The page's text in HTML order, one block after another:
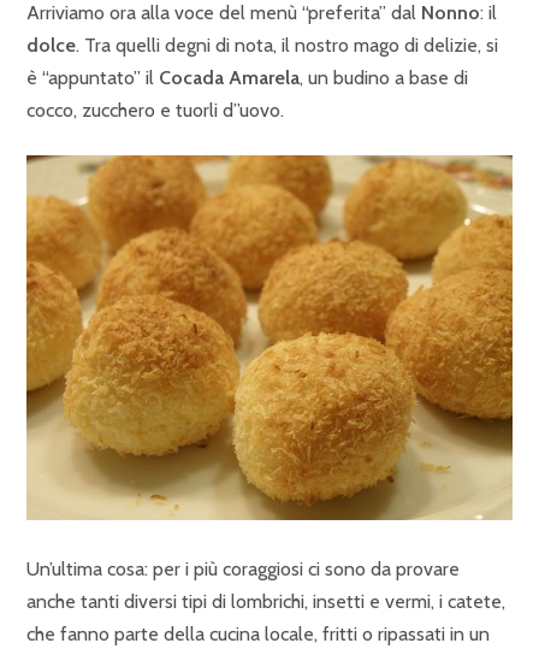
Arriviamo ora alla voce del menù “preferita” dal Nonno: il
dolce. Tra quelli degni di nota, il nostro mago di delizie, si
è “appuntato” il Cocada Amarela, un budino a base di
cocco, zucchero e tuorli d”uovo.
Un’ultima cosa: per i più coraggiosi ci sono da provare
anche tanti diversi tipi di lombrichi, insetti e vermi, i catete,
che fanno parte della cucina locale, fritti o ripassati in un